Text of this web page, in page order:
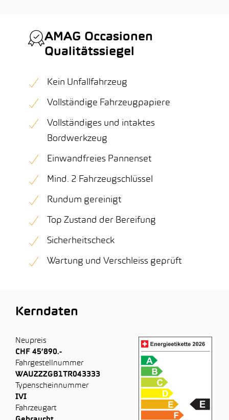
AMAG Occasionen
Qualitätssiegel
Kein Unfallfahrzeug
Vollständige Fahrzeugpapiere
Vollständiges und intaktes
Bordwerkzeug
Einwandfreies Pannenset
Mind. 2 Fahrzeugschlüssel
Rundum gereinigt
Top Zustand der Bereifung
Sicherheitscheck
Wartung und Verschleiss geprüft
Kerndaten
Neupreis
CHF 45’890.-
Fahrgestellnummer
WAUZZZGB1TR043333
Typenscheinnummer
IVI
Fahrzeugart